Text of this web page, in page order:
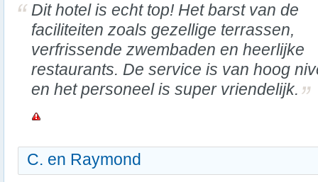
Dit hotel is echt top! Het barst van de
faciliteiten zoals gezellige terrassen,
verfrissende zwembaden en heerlijke
restaurants. De service is van hoog
en het personeel is super vriendelijk.
C. en Raymond